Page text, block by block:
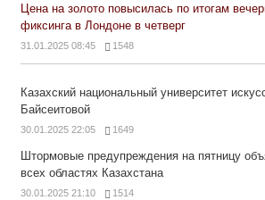
Цена на золото повысилась по итогам
фиксинга в Лондоне в четверг
31.01.2025 08:45 1548
Казахский национальный университет
Байсеитовой
30.01.2025 22:05 1649
Штормовые предупреждения на пятницу
всех областях Казахстана
30.01.2025 21:10 1514